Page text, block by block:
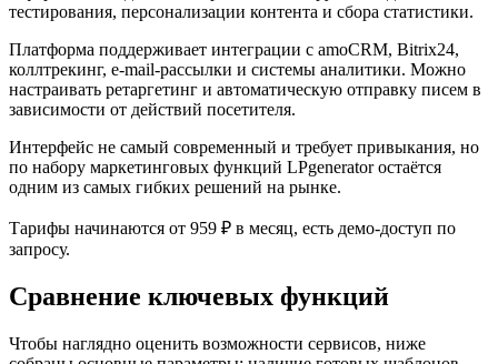
тестирования, персонализации контента и сбора статистики.
Платформа поддерживает интеграции с amoCRM, Bitrix24,
коллтрекинг, e-mail-рассылки и системы аналитики. Можно
настраивать ретаргетинг и автоматическую отправку писем в
зависимости от действий посетителя.
Интерфейс не самый современный и требует привыкания, но
по набору маркетинговых функций LPgenerator остаётся
одним из самых гибких решений на рынке.
Тарифы начинаются от 959 ₽ в месяц, есть демо-доступ по
запросу.
Сравнение ключевых функций
Чтобы наглядно оценить возможности сервисов, ниже